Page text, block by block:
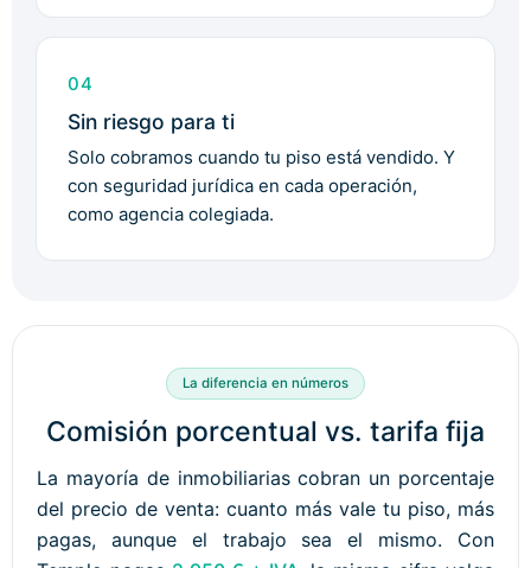
04
Sin riesgo para ti
Solo cobramos cuando tu piso está vendido. Y
con seguridad jurídica en cada operación,
como agencia colegiada.
La diferencia en números
Comisión porcentual vs. tarifa fija
La mayoría de inmobiliarias cobran un porcentaje
del precio de venta: cuanto más vale tu piso, más
pagas, aunque el trabajo sea el mismo. Con